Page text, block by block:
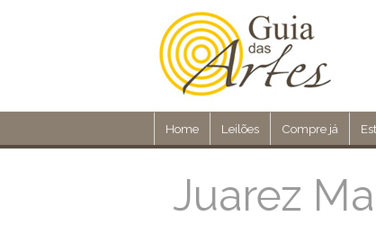
Home Leilões Compre já
Juarez